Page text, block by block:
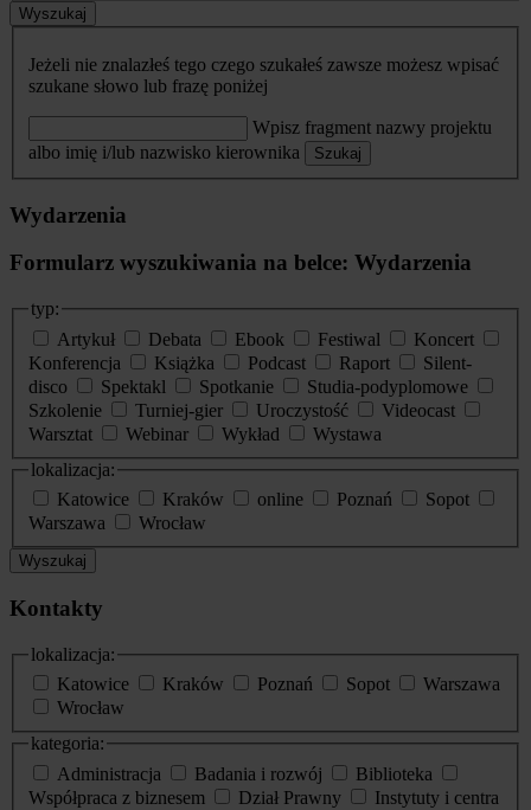
Wyszukaj
Jeżeli nie znalazłeś tego czego szukałeś zawsze możesz wpisać
szukane słowo lub frazę poniżej
Wpisz fragment nazwy projektu
albo imię i/lub nazwisko kierownika
Szukaj
Wydarzenia
Formularz wyszukiwania na belce: Wydarzenia
typ:
Artykuł
Debata Ebook Festiwal
Koncert
Konferencja
Książka Podcast Raport
Silent-
disco
Spektakl Spotkanie
Studia-podyplomowe
Szkolenie
Turniej-gier Uroczystość
Videocast
Warsztat
Webinar Wykład
Wystawa
lokalizacja:
Katowice
Kraków online Poznań
Sopot
Warszawa
Wrocław
Wyszukaj
Kontakty
lokalizacja:
Katowice
Kraków Poznań Sopot
Warszawa
Wrocław
kategoria:
Administracja
Badania i rozwój
Biblioteka
Współpraca z biznesem
Dział Prawny
Instytuty i centra